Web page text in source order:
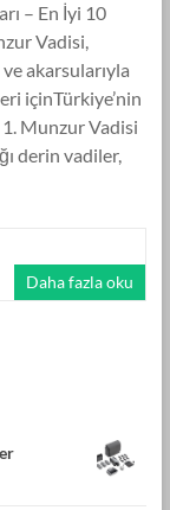
– En İyi 10
Vadisi,
akarsularıyla
içinTürkiye’nin
1. Munzur Vadisi
derin vadiler,
Daha fazla oku